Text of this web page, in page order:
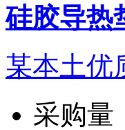
硅胶导热
某本土优
采购量